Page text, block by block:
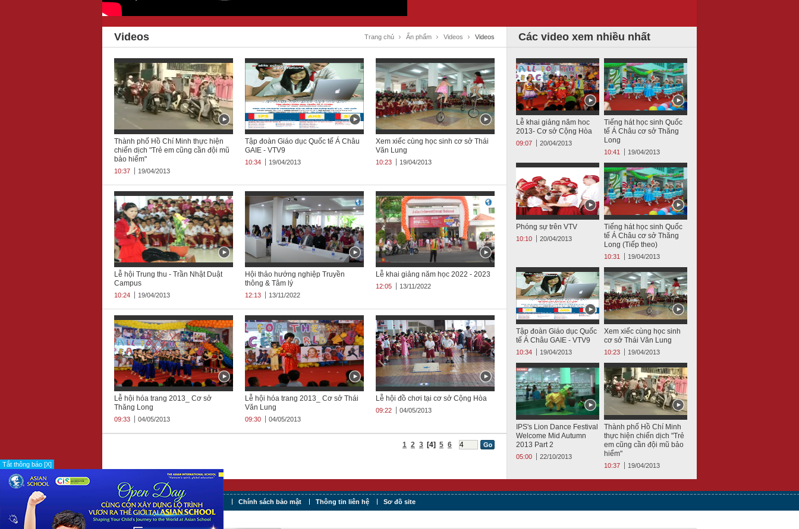
Videos Trang chủ Ấn phẩm Videos Videos
Thành phố Hồ Chí Minh thực hiện
chiến dịch "Trẻ em cũng cần đội mũ
bảo hiểm"
10:37 19/04/2013
Tập đoàn Giáo dục Quốc tế Á Châu
GAIE - VTV9
10:34 19/04/2013
Xem xiếc cùng học sinh cơ sở Thái
Văn Lung
10:23 19/04/2013
Lễ hội Trung thu - Trần Nhật Duật
Campus
10:24 19/04/2013
Hội thảo hướng nghiệp Truyền
thông & Tâm lý
12:13 13/11/2022
Lễ khai giảng năm học 2022 - 2023
12:05 13/11/2022
Lễ hội hóa trang 2013_ Cơ sở
Thăng Long
09:33 04/05/2013
Lễ hội hóa trang 2013_ Cơ sở Thái
Văn Lung
09:30 04/05/2013
Lễ hội đồ chơi tại cơ sở Cộng Hòa
09:22 04/05/2013
1 2 3 [4] 5 6
Các video xem nhiều nhất
Lễ khai giảng năm hoc
2013- Cơ sở Cộng Hòa
09:07 20/04/2013
Tiếng hát học sinh Quốc
tế Á Châu cơ sở Thăng
Long
10:41 19/04/2013
Phóng sự trên VTV
10:10 20/04/2013
Tiếng hát học sinh Quốc
tế Á Châu cơ sở Thăng
Long (Tiếp theo)
10:31 19/04/2013
Tập đoàn Giáo dục Quốc
tế Á Châu GAIE - VTV9
10:34 19/04/2013
Xem xiếc cùng học sinh
cơ sở Thái Văn Lung
10:23 19/04/2013
IPS's Lion Dance Festival
Welcome Mid Autumn
2013 Part 2
05:00 22/10/2013
Thành phố Hồ Chí Minh
thực hiện chiến dịch "Trẻ
em cũng cần đội mũ bảo
hiểm"
10:37 19/04/2013
Tuyển dụng Điều khoản sử dụng Chính sách bảo mật Thông tin liên hệ Sơ đồ site
Tắt thông báo [X]